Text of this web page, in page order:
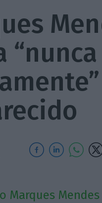
Marques